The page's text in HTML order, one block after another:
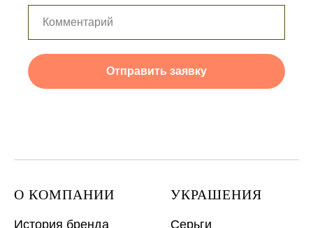
Отправить заявку
О КОМПАНИИ
История бренда
УКРАШЕНИЯ
Серьги